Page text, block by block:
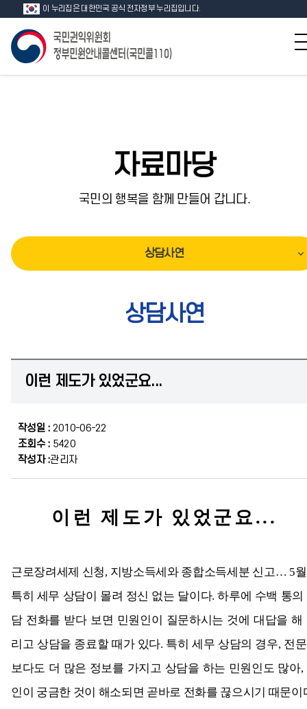
이 누리집은 대한민국 공식 전자정부 누리집입니다.
자료마당
국민의 행복을 함께 만들어 갑니다.
상담사연
상담사연
이런 제도가 있었군요...
작성일 : 2010-06-22
조회수 : 5420
작성자 :관리자
이런제도가 있었군요 ...
근로장려세제 신청, 지방소득세와 종합소득세분 신고… 5
특히 세무 상담이 몰려 정신 없는 달이다. 하루에 수백 통의
담 전화를 받다 보면 민원인이 질문하시는 것에 대답을 해
리고 상담을 종료할 때가 있다. 특히 세무 상담의 경우, 전
보다도 더 많은 정보를 가지고 상담을 하는 민원인도 많아,
인이 궁금한 것이 해소되면 곧바로 전화를 끊으시기 때문이